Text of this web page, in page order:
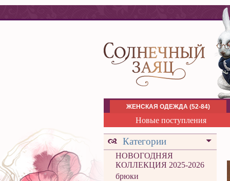
ЖЕНСКАЯ ОДЕЖДА (52-84)
Новые поступления
Категории
НОВОГОДНЯЯ
КОЛЛЕКЦИЯ 2025-2026
брюки